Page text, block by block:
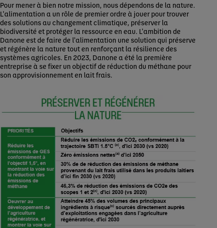
Pour mener à bien notre mission, nous dépendons de la nature.
L'alimentation a un rôle de premier ordre à jouer pour trouver
des solutions au changement climatique, préserver la
biodiversité et protéger la ressource en eau. L'ambition de
Danone est de faire de l'alimentation une solution qui préserve
et régénère la nature tout en renforçant la résilience des
systèmes agricoles. En 2023, Danone a été la première
entreprise à se fixer un objectif de réduction du méthane pour
son approvisionnement en lait frais.